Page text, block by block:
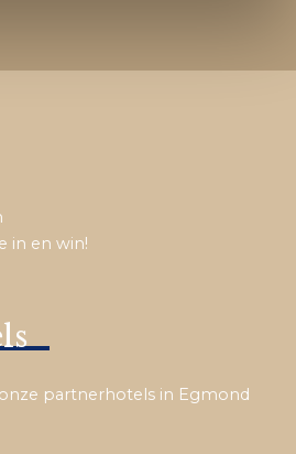
in en win!
partnerhotels in Egmond